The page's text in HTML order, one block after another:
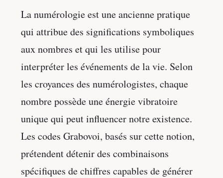
La numérologie est une ancienne pratique
qui attribue des significations symboliques
aux nombres et qui les utilise pour
interpréter les événements de la vie. Selon
les croyances des numérologistes, chaque
nombre possède une énergie vibratoire
unique qui peut influencer notre existence.
Les codes Grabovoi, basés sur cette notion,
prétendent détenir des combinaisons
spécifiques de chiffres capables de générer